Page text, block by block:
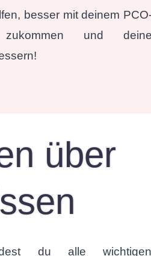
besser mit deinem
und
über
du alle wichtigen